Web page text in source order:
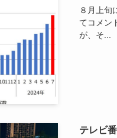
８月上旬
てコメン
が、そ...
テレビ